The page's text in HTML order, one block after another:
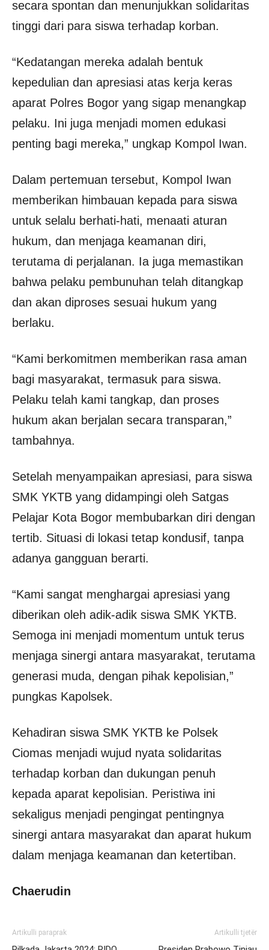
secara spontan dan menunjukkan solidaritas
tinggi dari para siswa terhadap korban.
“Kedatangan mereka adalah bentuk
kepedulian dan apresiasi atas kerja keras
aparat Polres Bogor yang sigap menangkap
pelaku. Ini juga menjadi momen edukasi
penting bagi mereka,” ungkap Kompol Iwan.
Dalam pertemuan tersebut, Kompol Iwan
memberikan himbauan kepada para siswa
untuk selalu berhati-hati, menaati aturan
hukum, dan menjaga keamanan diri,
terutama di perjalanan. Ia juga memastikan
bahwa pelaku pembunuhan telah ditangkap
dan akan diproses sesuai hukum yang
berlaku.
“Kami berkomitmen memberikan rasa aman
bagi masyarakat, termasuk para siswa.
Pelaku telah kami tangkap, dan proses
hukum akan berjalan secara transparan,”
tambahnya.
Setelah menyampaikan apresiasi, para siswa
SMK YKTB yang didampingi oleh Satgas
Pelajar Kota Bogor membubarkan diri dengan
tertib. Situasi di lokasi tetap kondusif, tanpa
adanya gangguan berarti.
“Kami sangat menghargai apresiasi yang
diberikan oleh adik-adik siswa SMK YKTB.
Semoga ini menjadi momentum untuk terus
menjaga sinergi antara masyarakat, terutama
generasi muda, dengan pihak kepolisian,”
pungkas Kapolsek.
Kehadiran siswa SMK YKTB ke Polsek
Ciomas menjadi wujud nyata solidaritas
terhadap korban dan dukungan penuh
kepada aparat kepolisian. Peristiwa ini
sekaligus menjadi pengingat pentingnya
sinergi antara masyarakat dan aparat hukum
dalam menjaga keamanan dan ketertiban.
Chaerudin
Artikulli paraprak Artikulli tjetër